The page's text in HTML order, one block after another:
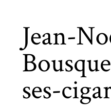
Jean-
ses-